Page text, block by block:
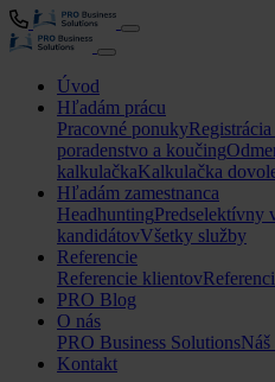
Úvod
Hľadám prácu
Pracovné ponuky
poradenstvo a koučing
kalkulačkaKalkulačka
Hľadám zamestnanca
HeadhuntingPredselektívny
kandidátovVšetky služby
Referencie
Referencie klientov
PRO Blog
O nás
PRO Business SolutionsNáš
Kontakt